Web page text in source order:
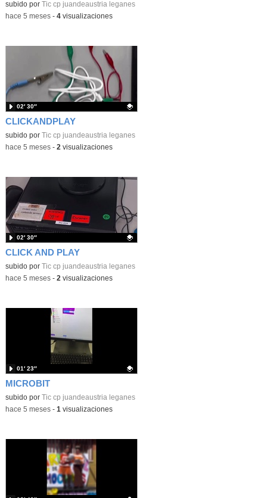
Contenido educativo.
subido por Tic cp juandeaustria leganes
-hace 5 meses- 4visualizaciones
CLICKANDPLAY
Contenido educativo.
subido por Tic cp juandeaustria leganes
02′ 30″
-hace 5 meses- 2 visualizaciones
CLICK AND PLAY
Contenido educativo.
subido por Tic cp juandeaustria leganes
02′ 30″
-hace 5 meses- 2 visualizaciones
MICROBIT
Contenido educativo.
subido por Tic cp juandeaustria leganes
01′ 23″
-hace 5 meses- 1 visualizaciones